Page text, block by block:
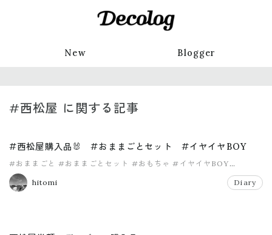
New Blogger
#西松屋 に関する記事
#西松屋購入品🐰 #おままごとセット #イヤイヤBOY
#おままごと #おままごとセット #おもちゃ #イヤイヤBOY
#イヤイヤ期
hitomi
Diary